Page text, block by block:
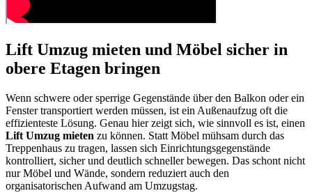
Lift Umzug mieten und Möbel sicher in
obere Etagen bringen
Wenn schwere oder sperrige Gegenstände über den Balkon oder ein
Fenster transportiert werden müssen, ist ein Außenaufzug oft die
effizienteste Lösung. Genau hier zeigt sich, wie sinnvoll es ist, einen
Lift Umzug mieten zu können. Statt Möbel mühsam durch das
Treppenhaus zu tragen, lassen sich Einrichtungsgegenstände
kontrolliert, sicher und deutlich schneller bewegen. Das schont nicht
nur Möbel und Wände, sondern reduziert auch den
organisatorischen Aufwand am Umzugstag.